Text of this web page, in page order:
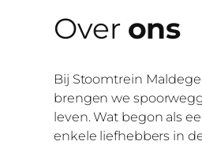
Over ons
Bij Stoomtrein
brengen we
leven. Wat begon als
enkele liefhebbers in de